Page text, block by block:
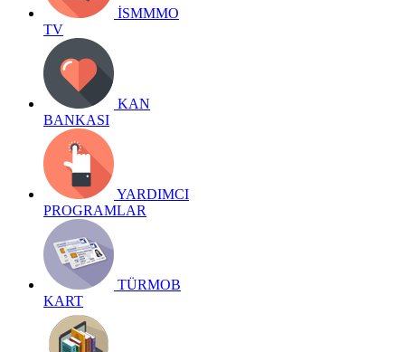
İSMMMO
TV
KAN
BANKASI
YARDIMCI
PROGRAMLAR
TÜRMOB
KART